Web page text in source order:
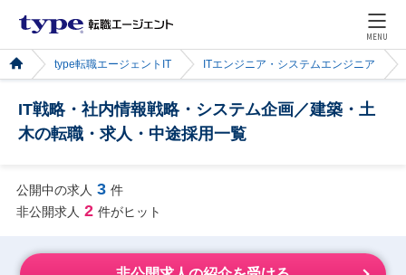
MENU
type転職エージェントIT ITエンジニア・システムエンジニア
IT戦略・社内情報戦略・システム企画／建築・土
木の転職・求人・中途採用一覧
公開中の求人 3 件
非公開求人 2 件がヒット